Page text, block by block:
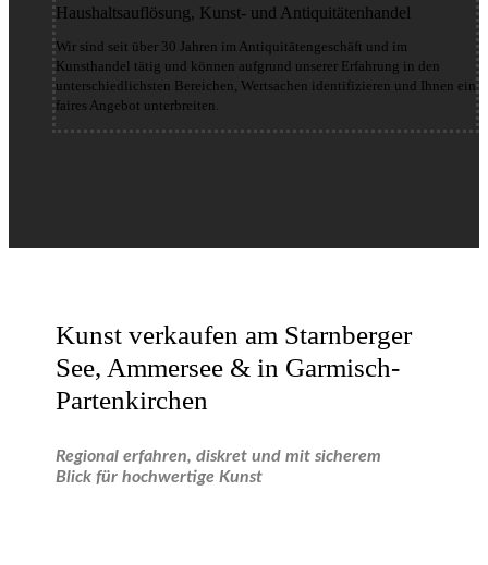
Haushaltsauflösung, Kunst- und Antiquitätenhandel
Wir sind seit über 30 Jahren im Antiquitätengeschäft und im
Kunsthandel tätig und können aufgrund unserer Erfahrung in den
unterschiedlichsten Bereichen, Wertsachen identifizieren und Ihnen ein
faires Angebot unterbreiten.
Kunst verkaufen am Starnberger
See, Ammersee & in Garmisch-
Partenkirchen
Regional erfahren, diskret und mit sicherem
Blick für hochwertige Kunst